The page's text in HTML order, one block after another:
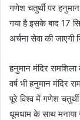
गणेश चतुर्थी पर हनुमान
गया है इसके बाद 17
अर्चना सेवा की
हनुमान मंदिर
वर्ष भी हनुमान मंदिर
पूरे विश्व में गणेश
धूमधाम के साथ मनाया